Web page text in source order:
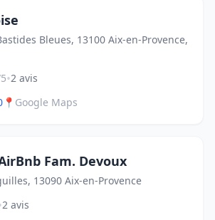
Bleues, 13100 Aix-en-Provence,
•2 avis
📍 Google Maps
Fam. Devoux
13090 Aix-en-Provence
2 avis